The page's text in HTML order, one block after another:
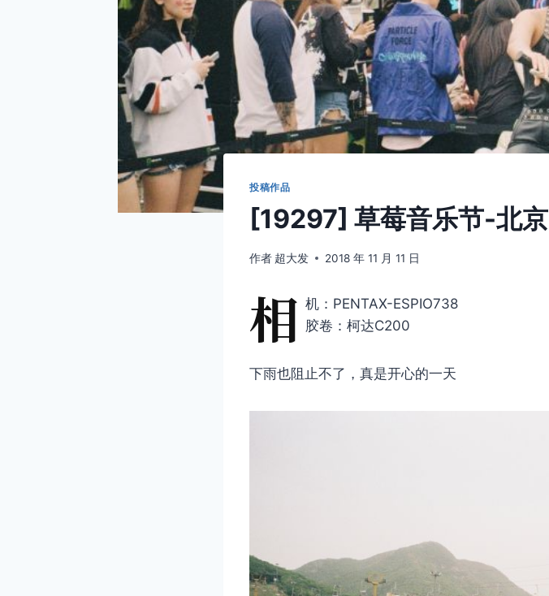
投稿作品
[19297] 草莓音乐节-北京
作者 超大发 2018 年 11 月 11 日
相 机：PENTAX-ESPIO738
胶卷：柯达C200
下雨也阻止不了，真是开心的一天